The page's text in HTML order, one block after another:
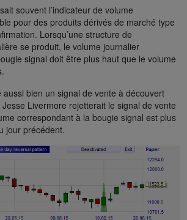
souvent l’indicateur de volume
pour des produits dérivés de marché type
Lorsqu’une structure de
se produit, le volume journalier
signal doit être plus haut que le volume
aussi bien un signal de vente à découvert
Jesse Livermore rejetterait le signal de vente
correspondant à la bougie signal est plus
jour précédent.